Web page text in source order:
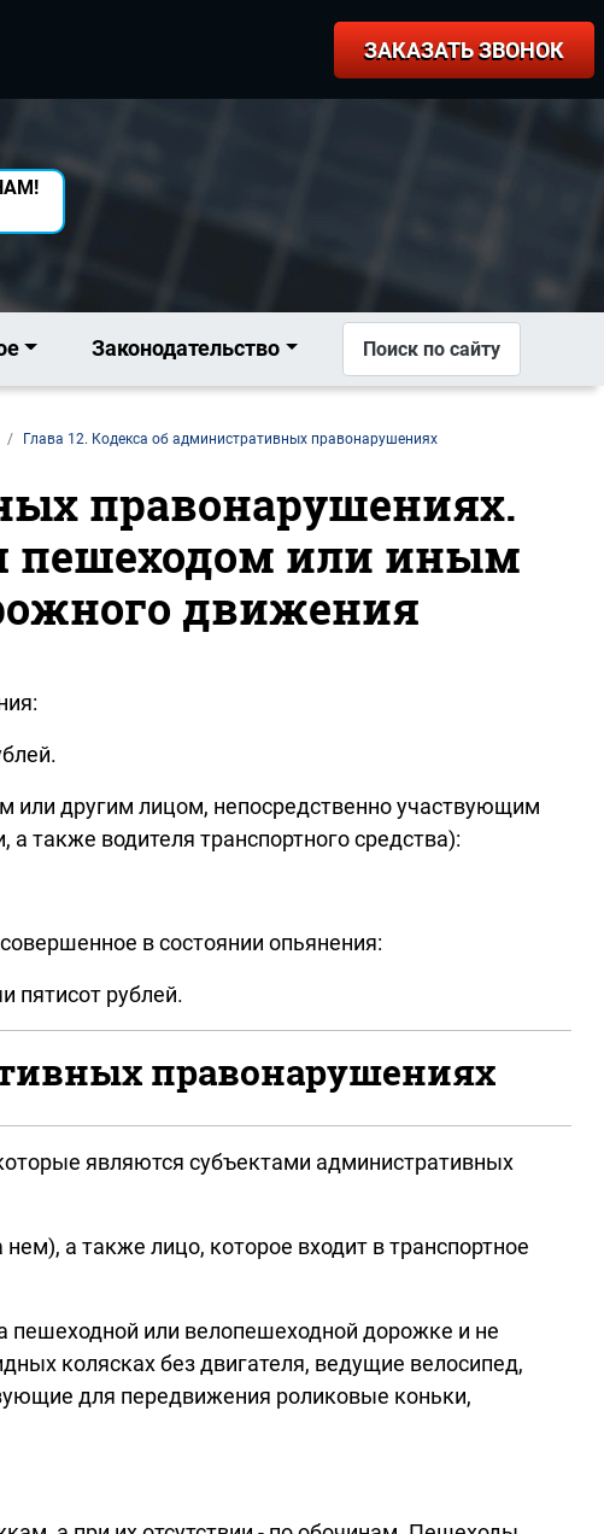
ЗАКАЗАТЬ ЗВОНОК
Законодательство Поиск по сайту
Глава 12. Кодекса об административных правонарушениях
правонарушениях.
пешеходом или иным
движения
другим лицом, непосредственно участвующим
также водителя транспортного средства):
в состоянии опьянения:
пятисот рублей.
правонарушениях
являются субъектами административных
а также лицо, которое входит в транспортное
пешеходной или велопешеходной дорожке и не
колясках без двигателя, ведущие велосипед,
для передвижения роликовые коньки,